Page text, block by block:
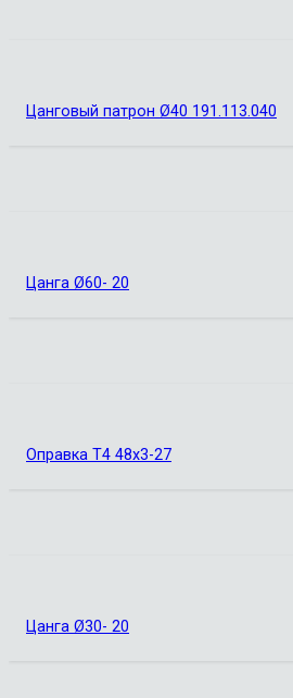
Цанговый патрон Ø40 191.113.040
Цанга Ø60- 20
Оправка Т4 48х3-27
Цанга Ø30- 20